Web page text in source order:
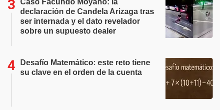
Caso Facundo Moyano: la
declaración de Candela Arizaga tras
ser internada y el dato revelador
sobre un supuesto dealer
Desafío Matemático: este reto tiene
su clave en el orden de la cuenta